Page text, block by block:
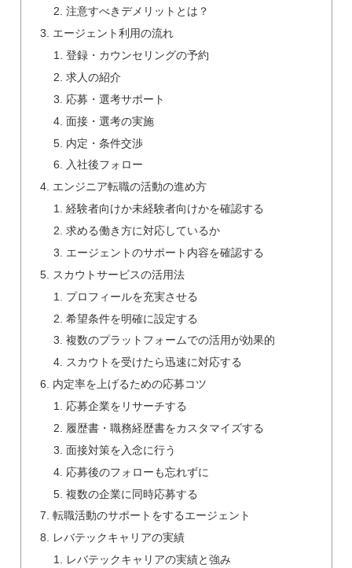
注意すべきデメリットとは？
エージェント利用の流れ
登録・カウンセリングの予約
求人の紹介
応募・選考サポート
面接・選考の実施
内定・条件交渉
入社後フォロー
エンジニア転職の活動の進め方
経験者向けか未経験者向けかを確認する
求める働き方に対応しているか
エージェントのサポート内容を確認する
スカウトサービスの活用法
プロフィールを充実させる
希望条件を明確に設定する
複数のプラットフォームでの活用が効果的
スカウトを受けたら迅速に対応する
内定率を上げるための応募コツ
応募企業をリサーチする
履歴書・職務経歴書をカスタマイズする
面接対策を入念に行う
応募後のフォローも忘れずに
複数の企業に同時応募する
転職活動のサポートをするエージェント
レバテックキャリアの実績
レバテックキャリアの実績と強み